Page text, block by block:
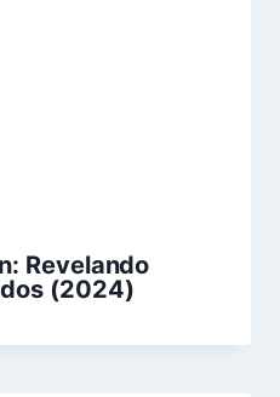
Revelando
(2024)